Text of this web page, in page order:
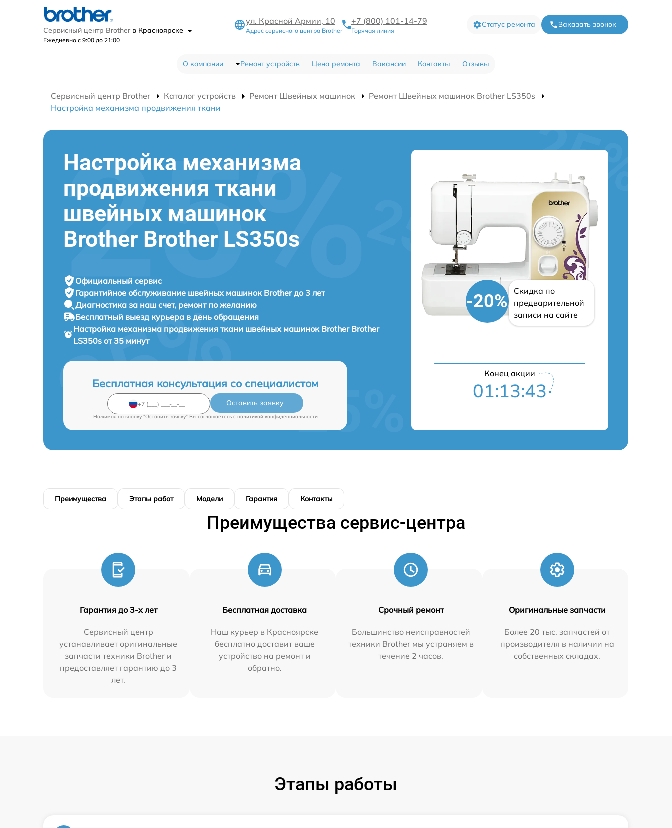
Сервисный центр Brother в Красноярске
Ежедневно с 9:00 до 21:00
ул. Красной Армии, 10
Адрес сервисного центра Brother
+7 (800) 101-14-79
Горячая линия
Статус ремонта Заказать звонок
О компании Ремонт устройств Цена ремонта Вакансии Контакты Отзывы
Сервисный центр Brother Каталог устройств Ремонт Швейных машинок
Ремонт Швейных машинок Brother LS350s
Настройка механизма продвижения ткани
Настройка механизма
продвижения ткани
швейных машинок
Brother Brother LS350s
Официальный сервис
Гарантийное обслуживание швейных машинок Brother до 3 лет
Диагностика за наш счет, ремонт по желанию
Бесплатный выезд курьера в день обращения
Настройка механизма продвижения ткани швейных машинок Brother Brother
LS350s от 35 минут
Бесплатная консультация со специалистом
Оставить заявку
Нажимая на кнопку "Оставить заявку" Вы соглашаетесь c политикой конфиденциальности
-20%
Скидка по
предварительной
записи на сайте
Конец акции
01:13:42
Преимущества Этапы работ Модели Гарантия Контакты
Преимущества сервис-центра
Гарантия до 3-х лет
Сервисный центр
устанавливает оригинальные
запчасти техники Brother и
предоставляет гарантию до 3
лет.
Бесплатная доставка
Наш курьер в Красноярске
бесплатно доставит ваше
устройство на ремонт и
обратно.
Срочный ремонт
Большинство неисправностей
техники Brother мы устраняем в
течение 2 часов.
Оригинальные запчасти
Более 20 тыс. запчастей от
производителя в наличии на
собственных складах.
Этапы работы